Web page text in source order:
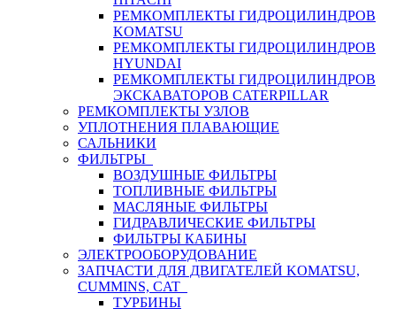
РЕМКОМПЛЕКТЫ ГИДРОЦИЛИНДРОВ
KOMATSU
РЕМКОМПЛЕКТЫ ГИДРОЦИЛИНДРОВ
HYUNDAI
РЕМКОМПЛЕКТЫ ГИДРОЦИЛИНДРОВ
ЭКСКАВАТОРОВ CATERPILLAR
РЕМКОМПЛЕКТЫ УЗЛОВ
УПЛОТНЕНИЯ ПЛАВАЮЩИЕ
САЛЬНИКИ
ФИЛЬТРЫ
ВОЗДУШНЫЕ ФИЛЬТРЫ
ТОПЛИВНЫЕ ФИЛЬТРЫ
МАСЛЯНЫЕ ФИЛЬТРЫ
ГИДРАВЛИЧЕСКИЕ ФИЛЬТРЫ
ФИЛЬТРЫ КАБИНЫ
ЭЛЕКТРООБОРУДОВАНИЕ
ЗАПЧАСТИ ДЛЯ ДВИГАТЕЛЕЙ KOMATSU,
CUMMINS, CAT
ТУРБИНЫ